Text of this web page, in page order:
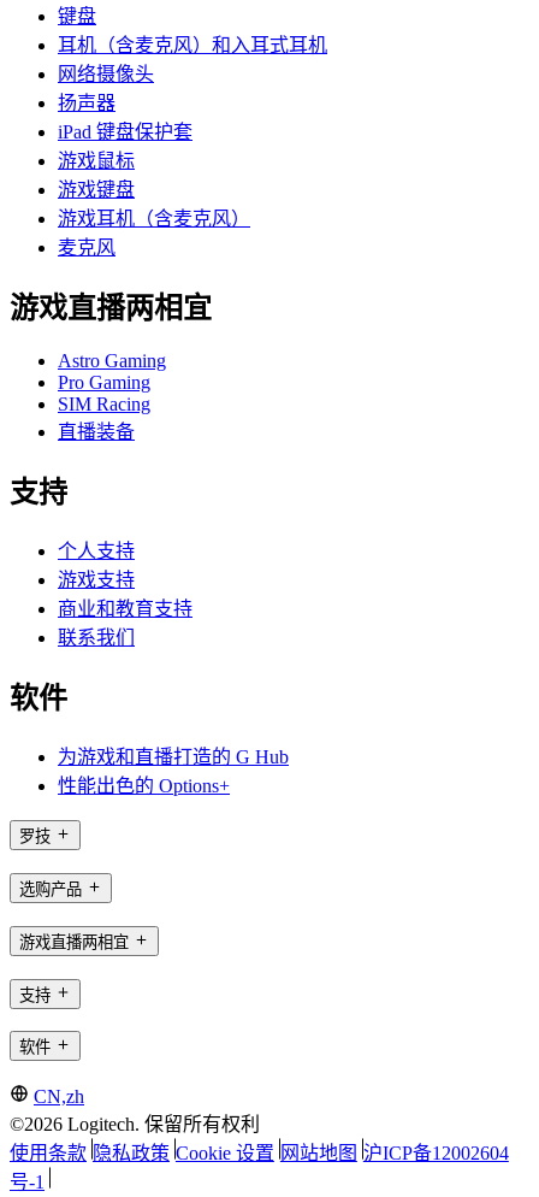
键盘
耳机（含麦克风）和入耳式耳机
网络摄像头
扬声器
iPad 键盘保护套
游戏鼠标
游戏键盘
游戏耳机（含麦克风）
麦克风
游戏直播两相宜
Astro Gaming
Pro Gaming
SIM Racing
直播装备
支持
个人支持
游戏支持
商业和教育支持
联系我们
软件
为游戏和直播打造的 G Hub
性能出色的 Options+
罗技
选购产品
游戏直播两相宜
支持
软件
CN,zh
©2026 Logitech. 保留所有权利
使用条款 隐私政策 Cookie 设置 网站地图 沪ICP备12002604
号-1